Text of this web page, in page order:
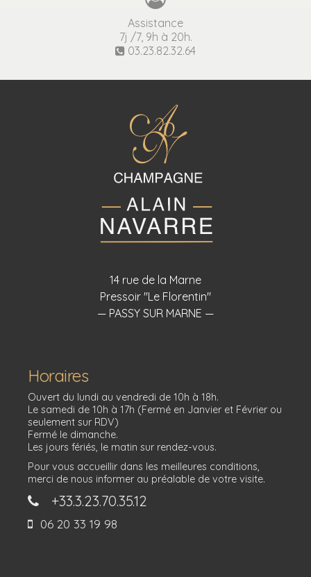
Assistance
7j /7, 9h à 20h.
03.23.82.32.64
14 rue de la Marne
Pressoir "Le Florentin"
— PASSY SUR MARNE —
Horaires
Ouvert du lundi au vendredi de 10h à 18h.
Le samedi de 10h à 17h (Fermé en Janvier et Février ou
seulement sur RDV)
Fermé le dimanche.
Les jours fériés, le matin sur rendez-vous.
Pour vous accueillir dans les meilleures conditions,
merci de nous informer au préalable de votre visite.
+33.3.23.70.35.12
06 20 33 19 98